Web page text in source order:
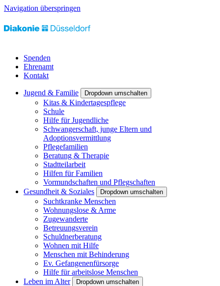
Navigation überspringen
Spenden
Ehrenamt
Kontakt
Jugend & Familie Dropdown umschalten
Kitas & Kindertagespflege
Schule
Hilfe für Jugendliche
Schwangerschaft, junge Eltern und
Adoptionsvermittlung
Pflegefamilien
Beratung & Therapie
Stadtteilarbeit
Hilfen für Familien
Vormundschaften und Pflegschaften
Gesundheit & Soziales
Dropdown umschalten
Suchtkranke Menschen
Wohnungslose & Arme
Zugewanderte
Betreuungsverein
Schuldnerberatung
Wohnen mit Hilfe
Menschen mit Behinderung
Ev. Gefangenenfürsorge
Hilfe für arbeitslose Menschen
Leben im Alter
Dropdown umschalten